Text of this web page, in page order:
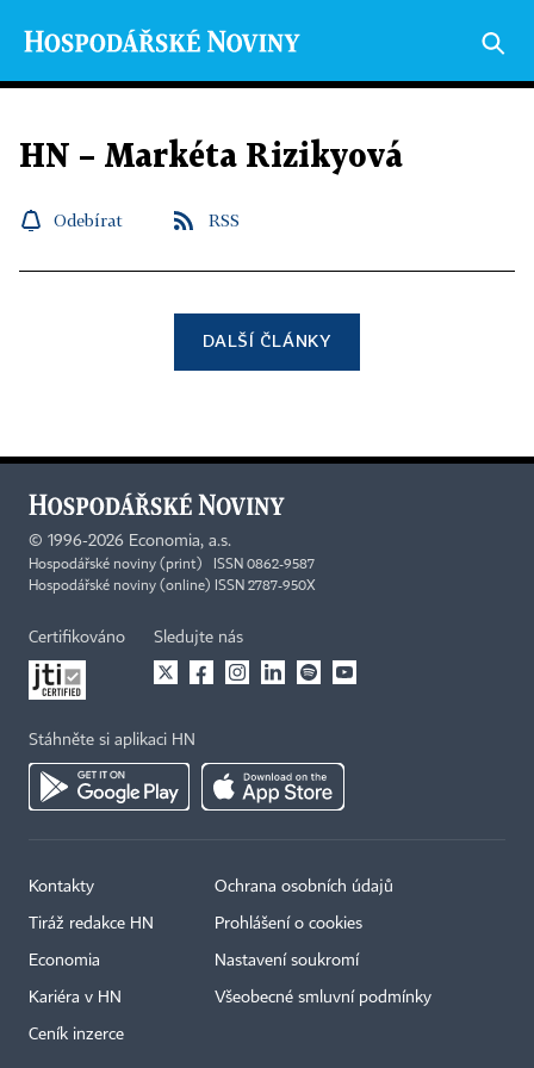
HN – Markéta Rizikyová
Odebírat RSS
DALŠÍ ČLÁNKY
© 1996-2026 Economia, a.s.
Hospodářské noviny (print) ISSN 0862-9587
Hospodářské noviny (online) ISSN 2787-950X
Certifikováno Sledujte nás
Stáhněte si aplikaci HN
Kontakty
Tiráž redakce HN
Economia
Kariéra v HN
Ceník inzerce
Ochrana osobních údajů
Prohlášení o cookies
Nastavení soukromí
Všeobecné smluvní podmínky